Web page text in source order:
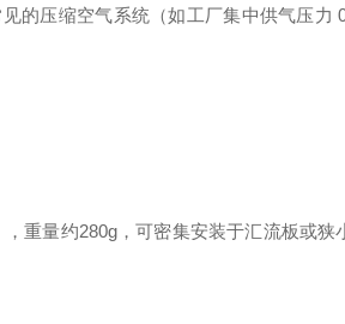
的压缩空气系统（如工厂集中供气压力
重量约280g，可密集安装于汇流板或狭